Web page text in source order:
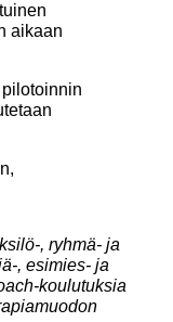
aikaan
, ryhmä- ja
, esimies- ja
koulutuksia